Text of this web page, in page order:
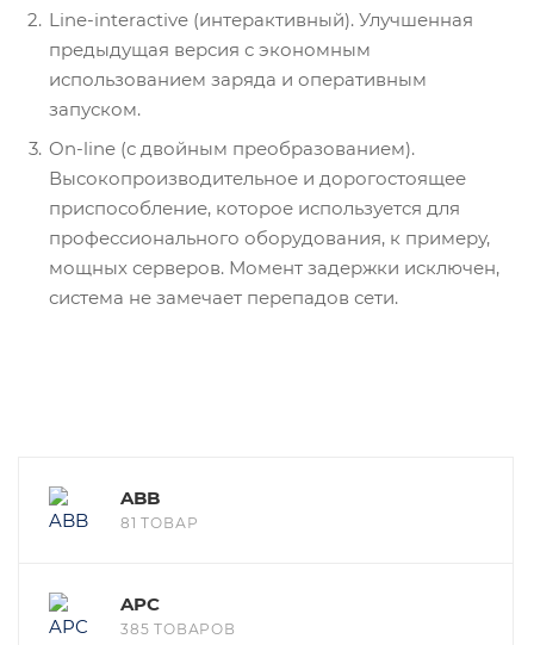
Line-interactive (интерактивный). Улучшенная
предыдущая версия с экономным
использованием заряда и оперативным
запуском.
On-line (с двойным преобразованием).
Высокопроизводительное и дорогостоящее
приспособление, которое используется для
профессионального оборудования, к примеру,
мощных серверов. Момент задержки исключен,
система не замечает перепадов сети.
ABB
81 ТОВАР
APC
385 ТОВАРОВ